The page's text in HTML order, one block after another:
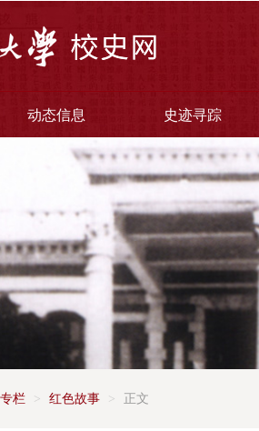
动态信息 史迹寻踪
栏 > 红色故事 > 正文